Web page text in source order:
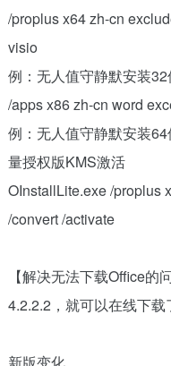
/proplus x64 zh-cn
visio
例：无人值守静默安装
/apps x86 zh-cn word
例：无人值守静默安装
量授权版KMS激活
OInstallLite.exe /proplus
/convert /activate
【解决无法下载Office
4.2.2.2，就可以在线下载